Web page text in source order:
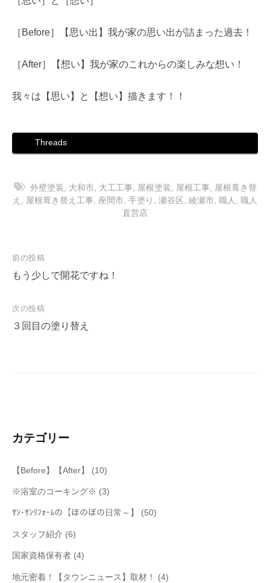
［Before］【思い出】我が家の思い出が詰まった過去！
［After］【想い】我が家のこれからの楽しみな想い！
我々は【思い】と【想い】描きます！！
Threads
外壁塗装 大和市 大工工事 屋根塗装 屋根工事
屋根葺き替
え
屋根葺き替え工事 座間市 手塗り 瀬谷区 綾瀬市 職人
職人
直営店
投
稿
ビ
ゲ
前の投稿
もう少しで開花ですね！
次の投稿
３回目の塗り替え
カテゴリー
【Before】【After】 (10)
※浴室のコーキング※ (3)
ｻﾝ･ｻﾝﾘﾌｫｰﾑの【ほのぼの日常～】 (50)
スタッフ紹介 (6)
国家資格保有者 (4)
地元密着！【タウンニュース】取材！ (4)